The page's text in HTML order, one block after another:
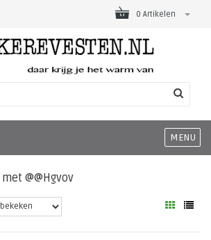
0 Artikelen
MENU
@@Hgvov